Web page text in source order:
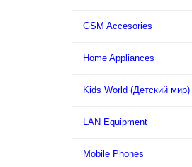
GSM Accesories
Home Appliances
Kids World (Детский мир)
LAN Equipment
Mobile Phones